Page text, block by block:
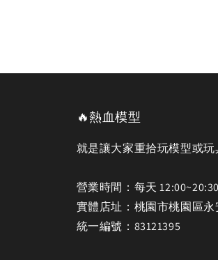
🔥熱血模型
就是讓大家重拾玩模型或玩
營業時間：每天 12:00~20:30
實體店址：桃園市桃園區永
統一編號：83121395